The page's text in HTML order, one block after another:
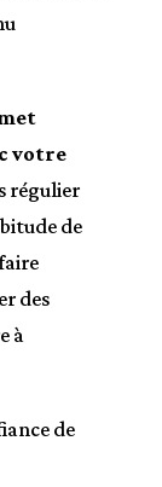
votre
régulier
de
des
à
de